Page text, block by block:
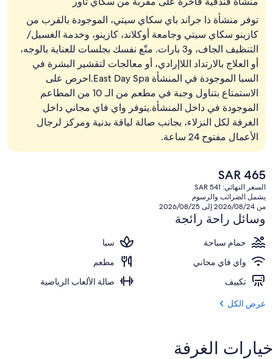
واجهة المنشأة - في المساء/الليل
5.0
نجوم
توفر منشأة ذا جراند باي سكاي سيتي، الموجودة بالقرب من
كازينو سكاي سيتي وجامعة أوكلاند، كازينو، وخدمة الغسيل/
التنظيف الجاف، و3 بارات. متّع نفسك بجلسات للعناية بالوجه،
أو العلاج بالارتداد اللاإرادي، أو معالجات لتقشير البشرة في
السبا الموجودة في المنشأة East Day Spa.احرص على
الاستمتاع بتناول وجبة في مطعم من الـ 10 من المطاعم
الموجودة في داخل المنشأة.يتوفر واي فاي مجاني داخل
الغرفة لكل النزلاء، بجانب صالة لياقة بدنية ومركز لرجال
الأعمال مفتوح 24 ساعة.
السعر
الحالي
هو
SAR
465
SAR 465
السعر النهائي: SAR 541
يشمل الضرائب والرسوم
من 2026/08/24 إلى 2026/08/25
وسائل راحة رائجة
حمام سباحة
سبا
واي فاي مجاني
مطعم
تكييف
صالة الألعاب الرياضية
عرض الكل
خيارات الغرفة